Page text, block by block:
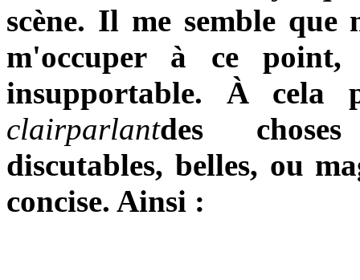
scène. Il me semble que
m'occuper à ce
insupportable. À
clairparlantdes
discutables, belles, ou
concise. Ainsi :